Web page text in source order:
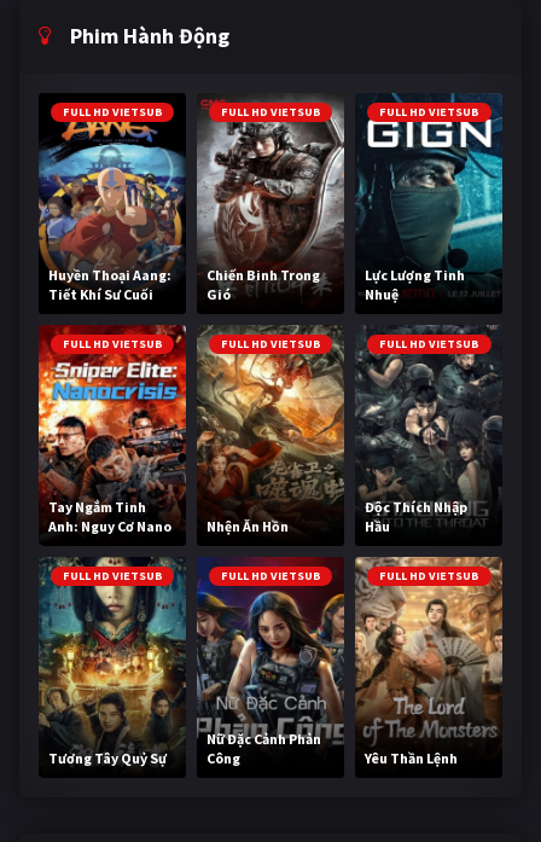
Phim Hành Động
FULL HD VIETSUB
Huyền Thoại Aang:
Tiết Khí Sư Cuối
Cùng
FULL HD VIETSUB
Chiến Binh Trong
Gió
FULL HD VIETSUB
Lực Lượng Tinh
Nhuệ
FULL HD VIETSUB
Tay Ngắm Tinh
Anh: Nguy Cơ Nano
FULL HD VIETSUB
Nhện Ăn Hồn
FULL HD VIETSUB
Độc Thích Nhập
Hầu
FULL HD VIETSUB
Tương Tây Quỷ Sự
FULL HD VIETSUB
Nữ Đặc Cảnh Phản
Công
FULL HD VIETSUB
Yêu Thần Lệnh